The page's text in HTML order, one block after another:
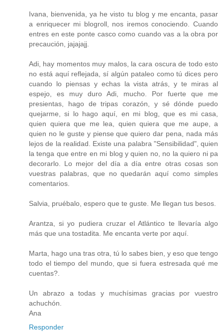
Ivana, bienvenida, ya he visto tu blog y me encanta, pasar
a enriquecer mi blogroll, nos iremos conociendo. Cuando
entres en este ponte casco como cuando vas a la obra por
precaución, jajajajj.
Adi, hay momentos muy malos, la cara oscura de todo esto
no está aquí reflejada, sí algún pataleo como tú dices pero
cuando lo piensas y echas la vista atrás, y te miras al
espejo, es muy duro Adi, mucho. Por fuerte que me
presientas, hago de tripas corazón, y sé dónde puedo
quejarme, si lo hago aquí, en mi blog, que es mi casa,
quien quiera que me lea, quien quiera que me aupe, a
quien no le guste y piense que quiero dar pena, nada más
lejos de la realidad. Existe una palabra "Sensibilidad", quien
la tenga que entre en mi blog y quien no, no la quiero ni pa
decorarlo. Lo mejor del día a día entre otras cosas son
vuestras palabras, que no quedarán aquí como simples
comentarios.
Salvia, pruébalo, espero que te guste. Me llegan tus besos.
Arantza, si yo pudiera cruzar el Atlántico te llevaría algo
más que una tostadita. Me encanta verte por aquí.
Marta, hago una tras otra, tú lo sabes bien, y eso que tengo
todo el tiempo del mundo, que si fuera estresada qué me
cuentas?.
Un abrazo a todas y muchísimas gracias por vuestro
achuchón.
Ana
Responder